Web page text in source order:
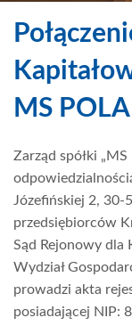
MS
Zarząd spółki
Józefińskiej 2,
przedsiębiorców
Sąd Rejonowy dla
Wydział
prowadzi akta
posiadającej NIP: